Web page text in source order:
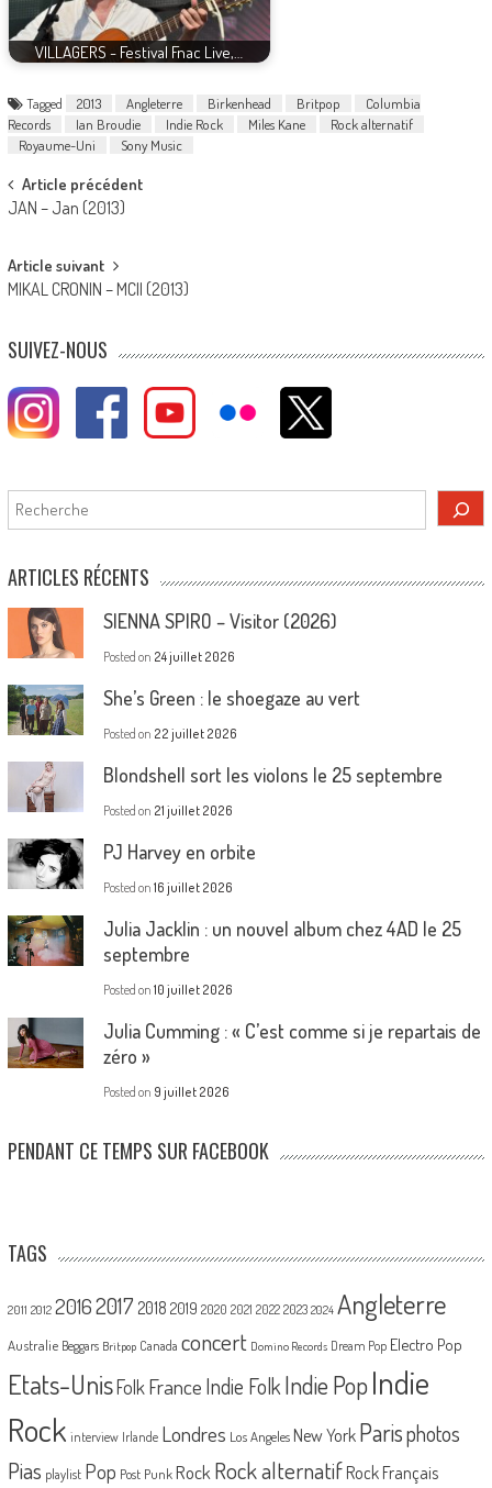
VILLAGERS - Festival Fnac Live,…
Tagged 2013 Angleterre Birkenhead Britpop
Columbia
Records
Ian Broudie Indie Rock Miles Kane
Rock alternatif
Royaume-Uni
Sony Music
Post
navigation
Article précédent
JAN – Jan (2013)
Article suivant
MIKAL CRONIN – MCII (2013)
SUIVEZ-NOUS
Rechercher
ARTICLES RÉCENTS
SIENNA SPIRO – Visitor (2026)
Posted on 24 juillet 2026
She’s Green : le shoegaze au vert
Posted on 22 juillet 2026
Blondshell sort les violons le 25 septembre
Posted on 21 juillet 2026
PJ Harvey en orbite
Posted on 16 juillet 2026
Julia Jacklin : un nouvel album chez 4AD le 25
septembre
Posted on 10 juillet 2026
Julia Cumming : « C’est comme si je repartais de
zéro »
Posted on 9 juillet 2026
PENDANT CE TEMPS SUR FACEBOOK
TAGS
2011 2012 20162017 2018 2019 2020 2021 2022 2023 2024 Angleterre
Australie Beggars Britpop Canada concert Domino Records Dream Pop Electro Pop
Etats-UnisFolk France Indie Folk Indie PopIndie
Rock interview Irlande Londres Los Angeles New York Parisphotos
Pias playlist Pop Post Punk Rock Rock alternatif Rock Français